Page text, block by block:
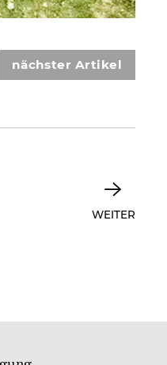
nächster Artikel
WEITER